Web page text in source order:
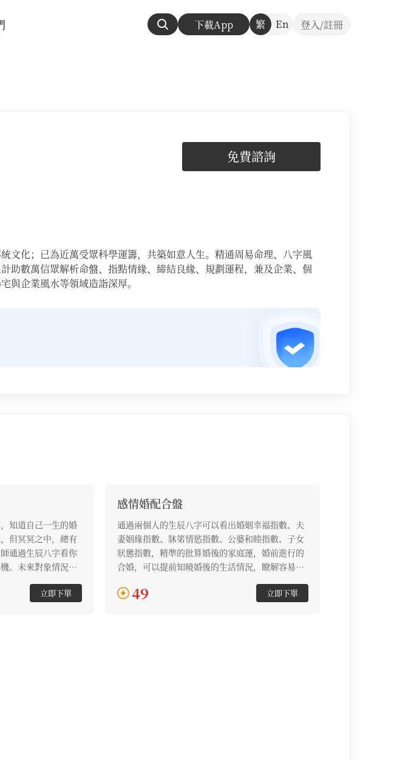
下載App 繁 En 登入/註冊
免費諮詢
文化；已為近萬受眾科學運籌，共築如意人生。精通周易命理、八字風
助數萬信眾解析命盤、指點情緣、締結良緣、規劃運程，兼及企業、個
與企業風水等領域造詣深厚。
知道自己一生的婚
但冥冥之中，總有
通過生辰八字看你
、未來對象情況、
的幸福。立即下單
感情婚配合盤
通過兩個人的生辰八字可以看出婚姻幸福指數、夫
妻姻緣指數、牀笫情慾指數、公婆和睦指數、子女
狀態指數，精準的批算婚後的家庭運，婚前進行的
合婚，可以提前知曉婚後的生活情況，瞭解容易出
49 立即下單